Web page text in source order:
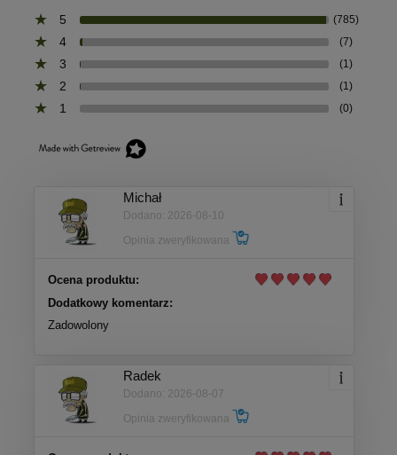
5
(785)
4 (7)
3 (1)
2 (1)
1 (0)
Michał
Dodano: 2026-08-10
Opinia zweryfikowana
Ocena produktu:
Dodatkowy komentarz:
Zadowolony
Radek
Dodano: 2026-08-07
Opinia zweryfikowana